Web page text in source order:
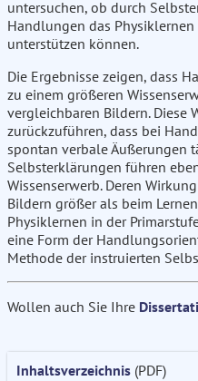
untersuchen, ob durch
Handlungen das
unterstützen können.
Die Ergebnisse zeigen, dass
zu einem größeren
vergleichbaren Bildern. Diese
zurückzuführen, dass bei
spontan verbale Äußerungen
Selbsterklärungen führen
Wissenserwerb. Deren
Bildern größer als beim
Physiklernen in der
eine Form der
Methode der instruierten
Wollen auch Sie Ihre
Inhaltsverzeichnis (PDF)